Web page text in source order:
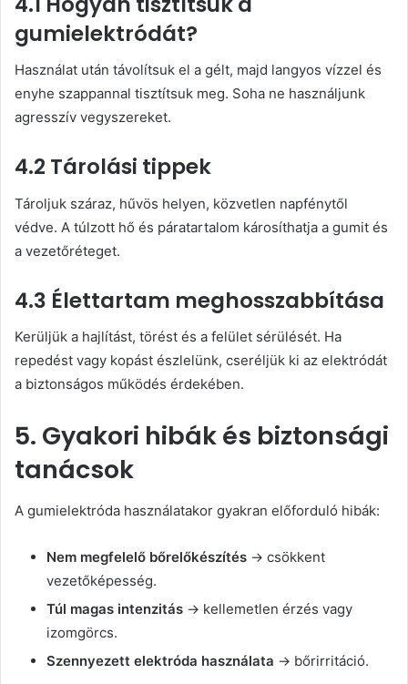
gumielektródát?
Használat után távolítsuk el a gélt, majd langyos vízzel és
enyhe szappannal tisztítsuk meg. Soha ne használjunk
agresszív vegyszereket.
4.2 Tárolási tippek
Tároljuk száraz, hűvös helyen, közvetlen napfénytől
védve. A túlzott hő és páratartalom károsíthatja a gumit és
a vezetőréteget.
4.3 Élettartam meghosszabbítása
Kerüljük a hajlítást, törést és a felület sérülését. Ha
repedést vagy kopást észlelünk, cseréljük ki az elektródát
a biztonságos működés érdekében.
5. Gyakori hibák és biztonsági
tanácsok
A gumielektróda használatakor gyakran előforduló hibák:
Nem megfelelő bőrelőkészítés → csökkent
vezetőképesség.
Túl magas intenzitás → kellemetlen érzés vagy
izomgörcs.
Szennyezett elektróda használata → bőrirritáció.